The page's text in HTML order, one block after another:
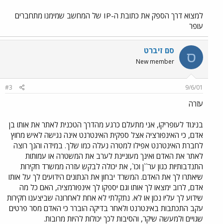
למצוא דרך הספק את כתובת ה-IP של המחשב שמימנו מתחברים
עופר
ס סם זיברט
New member
9/6/01
#3
עזרה
בניגוד לעופריקו, אני מתעלם כרגע מהדרך הטכנית לאתר את אותו בן
אדם, כי האינפורציה אצל ספקית האינטרנט אינה נגישה לאיש מחוץ
לחברת האינטרנט אפילו למטרה נעלה כמו שלך. במידה והנך רוצה
לאתר את האדם ואינך מעוניינת לערב את המשטרה או עמותות
התנדבותיות כגון ער``ן וכו`, את יכולה לבקש עזרה ממשרד חקירות
שיאתרו לך את האדם. המשרד יבחון את הנתונים הידועים לך על אותו
אדם, לרוב ימצאו לך אותו וגם יספקו לך אינפורמציה, האם כל מה
שידוע לך עליו נכון או לא. נתקלתי לא אחת לאחרונה שביצענו חקירות
עקב התכתבות באינטרנט ולאחר בדיקה הוברר כי האדם מסר פרטים
שגויים ולמעשה שיקר, והסיבות לכך יכולות להיות מרובות.